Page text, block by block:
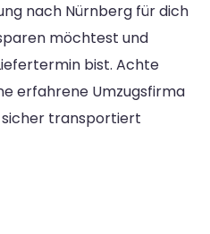
nach Nürnberg für dich
möchtest und
bist. Achte
erfahrene Umzugsfirma
sicher transportiert